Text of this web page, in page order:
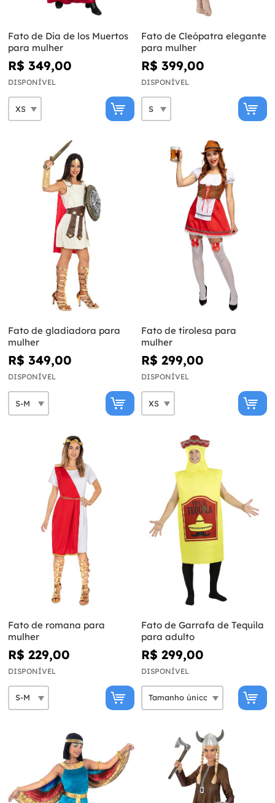
Fato de Dia de los Muertos
para mulher
R$ 349,00
DISPONÍVEL
Fato de Cleópatra elegante
para mulher
R$ 399,00
DISPONÍVEL
Fato de gladiadora para
mulher
R$ 349,00
DISPONÍVEL
Fato de tirolesa para
mulher
R$ 299,00
DISPONÍVEL
Fato de romana para
mulher
R$ 229,00
DISPONÍVEL
Fato de Garrafa de Tequila
para adulto
R$ 299,00
DISPONÍVEL